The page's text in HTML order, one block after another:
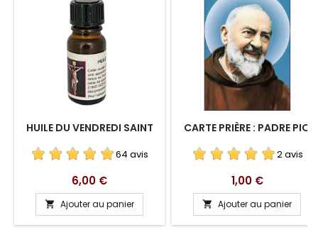
HUILE DU VENDREDI SAINT
64 avis
Prix
6,00 €
 Ajouter au panier
CARTE PRIÈRE : PADRE PIO
2 avis
Prix
1,00 €
 Ajouter au panier